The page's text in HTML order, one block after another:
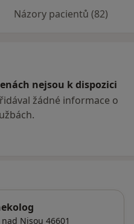
Názory pacientů (82)
nejsou k dispozici
žádné informace o
nad Nisou 46601